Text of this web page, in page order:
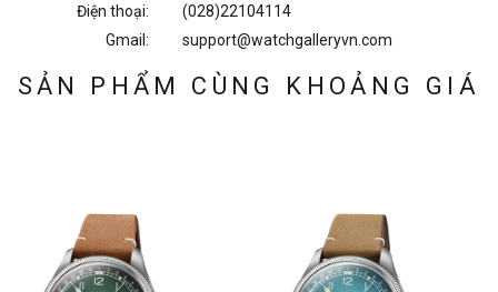
Điện thoại:
(028)22104114
Gmail:
support@watchgalleryvn.com
SẢN PHẨM CÙNG KHOẢNG GIÁ